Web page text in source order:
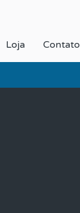
Loja Contato